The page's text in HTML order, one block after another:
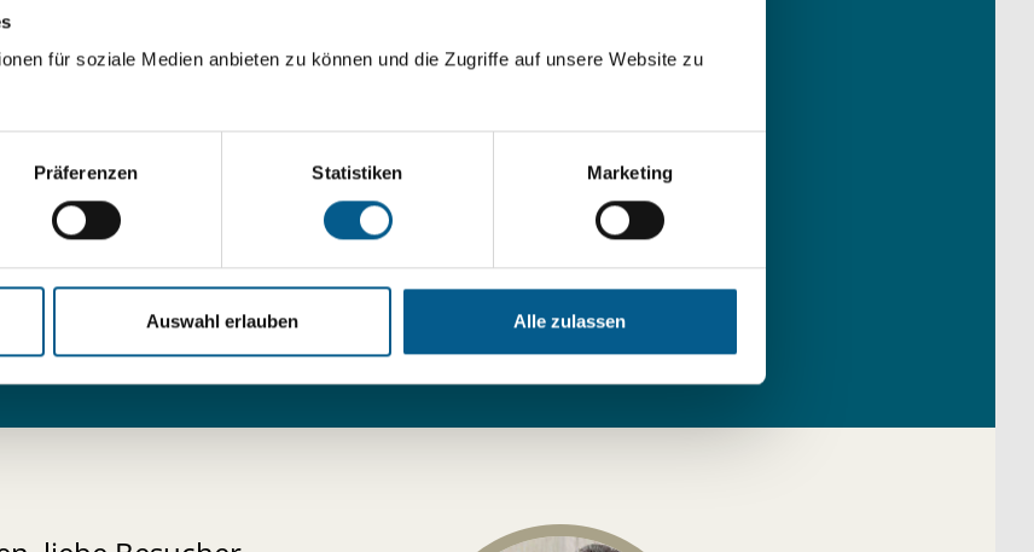
für soziale Medien anbieten zu können und die Zugriffe auf unsere Website zu
Präferenzen Statistiken Marketing
Auswahl erlauben Alle zulassen